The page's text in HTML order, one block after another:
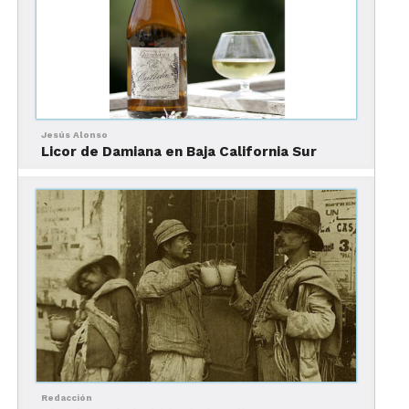
Por sus características y naturaleza, un pulque puede caer algo pesado.
Un pulque al año no hace
daño
Jesús Alonso
Licor de Damiana en Baja California Sur
Redacción